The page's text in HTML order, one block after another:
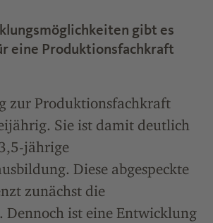
gibt es
eine Produktionsfachkraft
zur Produktionsfachkraft
Sie ist damit deutlich
jährige
Diese abgespeckte
zunächst die
Dennoch ist eine Entwicklung